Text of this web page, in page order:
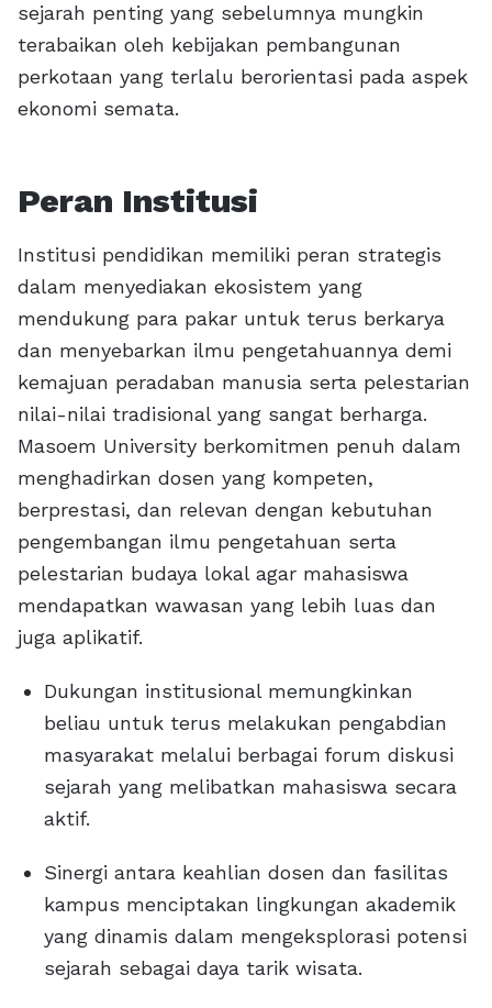
sejarah penting yang sebelumnya mungkin
terabaikan oleh kebijakan pembangunan
perkotaan yang terlalu berorientasi pada aspek
ekonomi semata.
Peran Institusi
Institusi pendidikan memiliki peran strategis
dalam menyediakan ekosistem yang
mendukung para pakar untuk terus berkarya
dan menyebarkan ilmu pengetahuannya demi
kemajuan peradaban manusia serta pelestarian
nilai-nilai tradisional yang sangat berharga.
Masoem University berkomitmen penuh dalam
menghadirkan dosen yang kompeten,
berprestasi, dan relevan dengan kebutuhan
pengembangan ilmu pengetahuan serta
pelestarian budaya lokal agar mahasiswa
mendapatkan wawasan yang lebih luas dan
juga aplikatif.
Dukungan institusional memungkinkan
beliau untuk terus melakukan pengabdian
masyarakat melalui berbagai forum diskusi
sejarah yang melibatkan mahasiswa secara
aktif.
Sinergi antara keahlian dosen dan fasilitas
kampus menciptakan lingkungan akademik
yang dinamis dalam mengeksplorasi potensi
sejarah sebagai daya tarik wisata.